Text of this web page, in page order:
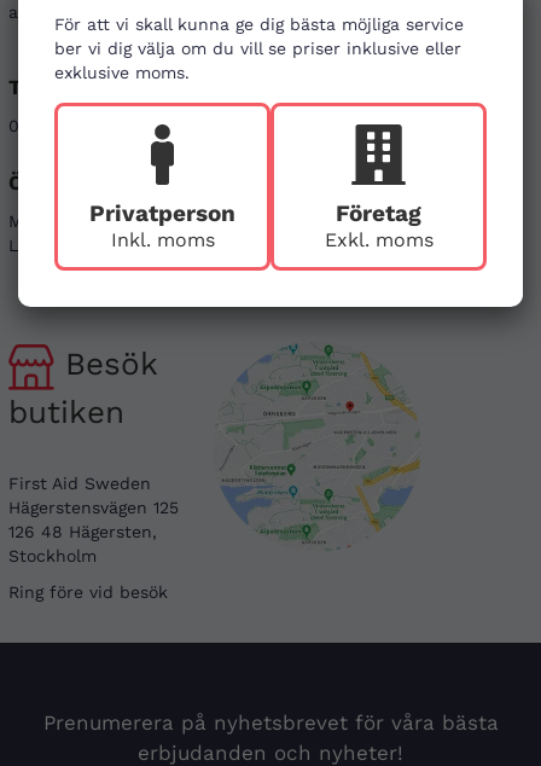
För att vi skall kunna ge dig bästa möjliga service
ber vi dig välja om du vill se priser inklusive eller
exklusive moms.
Privatperson
Inkl. moms
Företag
Exkl. moms
att kontakta oss genom alternativen nedan.
Telefon
08-121 464 90 info@firstaid.se
Öppettider
Mån - Fre 08-17
Lör & Sön - stängt
Sociala medier
Linkedin
Besök
butiken
First Aid Sweden
Hägerstensvägen 125
126 48 Hägersten,
Stockholm
Ring före vid besök
Prenumerera på nyhetsbrevet för våra bästa
erbjudanden och nyheter!